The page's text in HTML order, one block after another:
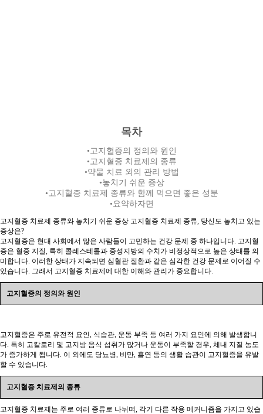
목차
•고지혈증의 정의와 원인
•고지혈증 치료제의 종류
•약물 치료 외의 관리 방법
•놓치기 쉬운 증상
•고지혈증 치료제 종류와 함께 먹으면 좋은 성분
•요약하자면
고지혈증 치료제 종류와 놓치기 쉬운 증상 고지혈증 치료제 종류, 당신도 놓치고 있는
증상은?
고지혈증은 현대 사회에서 많은 사람들이 고민하는 건강 문제 중 하나입니다. 고지혈
증은 혈중 지질, 특히 콜레스테롤과 중성지방의 수치가 비정상적으로 높은 상태를 의
미합니다. 이러한 상태가 지속되면 심혈관 질환과 같은 심각한 건강 문제로 이어질 수
있습니다. 그래서 고지혈증 치료제에 대한 이해와 관리가 중요합니다.
고지혈증의 정의와 원인
고지혈증은 주로 유전적 요인, 식습관, 운동 부족 등 여러 가지 요인에 의해 발생합니
다. 특히 고칼로리 및 고지방 음식 섭취가 많거나 운동이 부족할 경우, 체내 지질 농도
가 증가하게 됩니다. 이 외에도 당뇨병, 비만, 흡연 등의 생활 습관이 고지혈증을 유발
할 수 있습니다.
고지혈증 치료제의 종류
고지혈증 치료제는 주로 여러 종류로 나뉘며, 각기 다른 작용 메커니즘을 가지고 있습